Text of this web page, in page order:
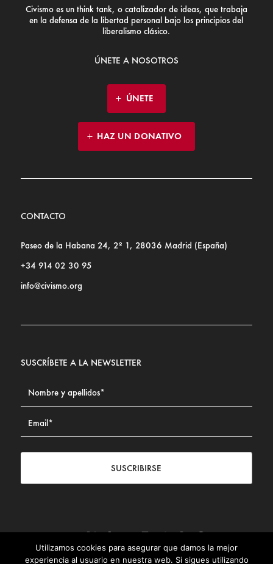
Civismo es un think tank, o catalizador de ideas, que trabaja
en la defensa de la libertad personal bajo los principios del
liberalismo clásico.
ÚNETE A NOSOTROS
ÚNETE
HAZ UN DONATIVO
CONTACTO
Paseo de la Habana 24, 2º 1, 28036 Madrid (España)
+34 914 02 30 95
info@civismo.org
SUSCRÍBETE A LA NEWSLETTER
SUSCRIBIRSE
Contacto | Aviso legal | Política de privacidad | Política de
Utilizamos cookies para asegurar que damos la mejor
experiencia al usuario en nuestra web. Si sigues utilizando